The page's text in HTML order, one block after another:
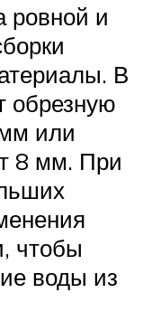
ровной и
В
обрезную
или
8 мм. При
чтобы
воды из